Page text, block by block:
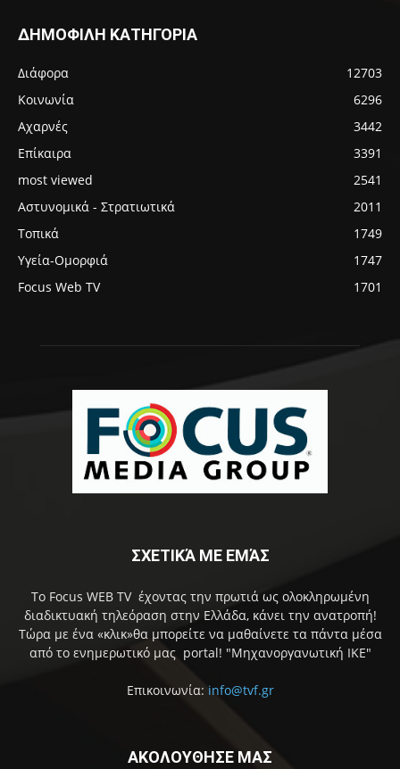
ΔΗΜΟΦΙΛΗ ΚΑΤΗΓΟΡΙΑ
Διάφορα
12703
Κοινωνία
6296
Αχαρνές
3442
Επίκαιρα
3391
most viewed
2541
Αστυνομικά - Στρατιωτικά
2011
Τοπικά
1749
Υγεία-Ομορφιά
1747
Focus Web TV
1701
ΣΧΕΤΙΚΆ ΜΕ ΕΜΆΣ
Το Focus WEB TV έχοντας την πρωτιά ως ολοκληρωμένη
διαδικτυακή τηλεόραση στην Ελλάδα, κάνει την ανατροπή!
Τώρα με ένα «κλικ»θα μπορείτε να μαθαίνετε τα πάντα μέσα
από το ενημερωτικό μας portal! "Μηχανοργανωτική ΙΚΕ"
Επικοινωνία: info@tvf.gr
ΑΚΟΛΟΥΘΗΣΕ ΜΑΣ